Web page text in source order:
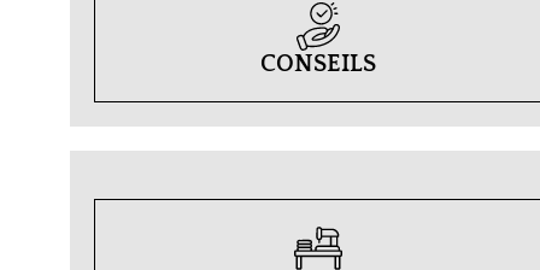
CONSEILS